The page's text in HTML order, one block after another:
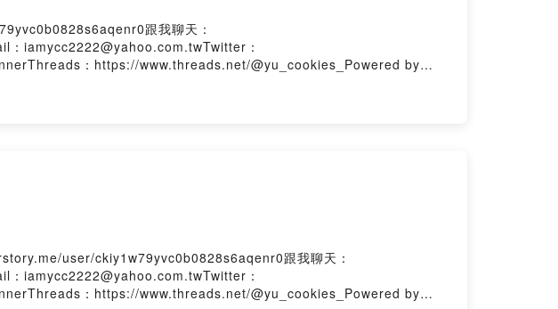
跟我聊天：
iamycc2222@yahoo.com.twTwitter：
：https://www.threads.net/@yu_cookies_Powered by
user/ckiy1w79yvc0b0828s6aqenr0跟我聊天：
iamycc2222@yahoo.com.twTwitter：
：https://www.threads.net/@yu_cookies_Powered by